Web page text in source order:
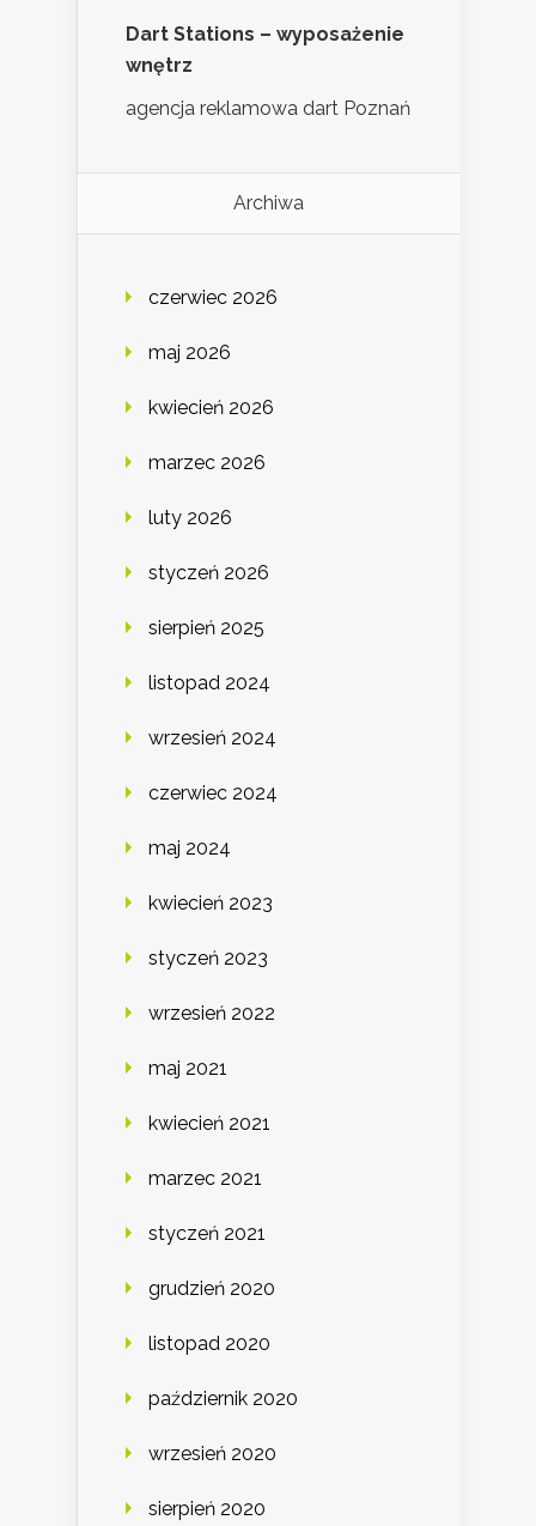
Dart Stations – wyposażenie
wnętrz
agencja reklamowa dart Poznań
Archiwa
czerwiec 2026
maj 2026
kwiecień 2026
marzec 2026
luty 2026
styczeń 2026
sierpień 2025
listopad 2024
wrzesień 2024
czerwiec 2024
maj 2024
kwiecień 2023
styczeń 2023
wrzesień 2022
maj 2021
kwiecień 2021
marzec 2021
styczeń 2021
grudzień 2020
listopad 2020
październik 2020
wrzesień 2020
sierpień 2020